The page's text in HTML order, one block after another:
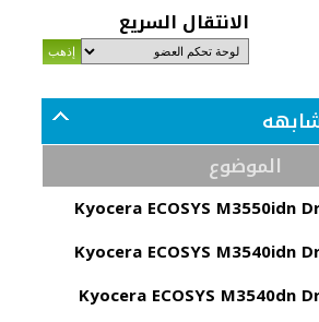
الانتقال السريع
الموضوع
Kyocera ECOSYS M3550idn
Kyocera ECOSYS M3540idn
Kyocera ECOSYS M3540dn